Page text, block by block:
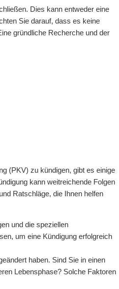
Dies kann entweder eine
Sie darauf, dass es keine
gründliche Recherche und der
(PKV) zu kündigen, gibt es einige
kann weitreichende Folgen
Ratschläge, die Ihnen helfen
und die speziellen
um eine Kündigung erfolgreich
haben. Sind Sie in einen
Lebensphase? Solche Faktoren